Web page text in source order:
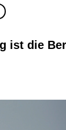
ist die